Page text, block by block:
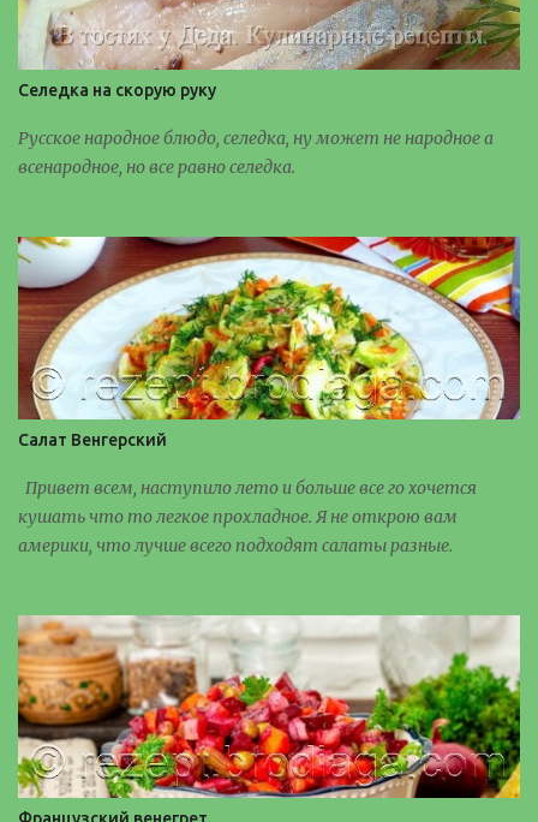
Селедка на скорую руку
Русское народное блюдо, селедка, ну может не народное а
всенародное, но все равно селедка.
Салат Венгерский
Привет всем, наступило лето и больше все го хочется
кушать что то легкое прохладное. Я не открою вам
америки, что лучше всего подходят салаты разные.
Французский венегрет.